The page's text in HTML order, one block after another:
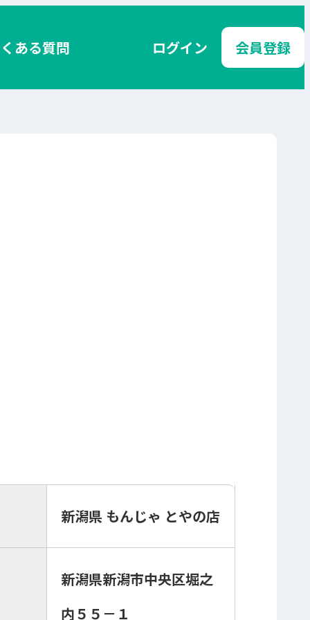
ある質問 ログイン 会員登録
新潟県 もんじゃ とやの店
新潟県新潟市中央区堀之
内５５－１